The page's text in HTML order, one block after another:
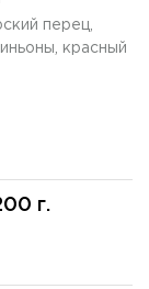
перец,
красный
г.